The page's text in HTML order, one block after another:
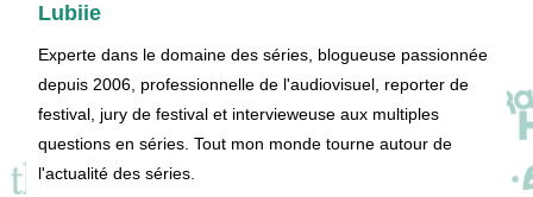
Lubiie
Experte dans le domaine des séries, blogueuse passionnée
depuis 2006, professionnelle de l'audiovisuel, reporter de
festival, jury de festival et intervieweuse aux multiples
questions en séries. Tout mon monde tourne autour de
l'actualité des séries.